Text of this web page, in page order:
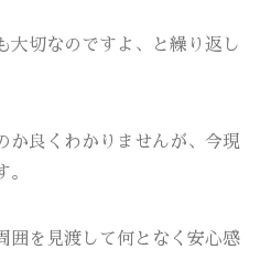
大切なのですよ、と繰り返し
か良くわかりませんが、今現
。
囲を見渡して何となく安心感